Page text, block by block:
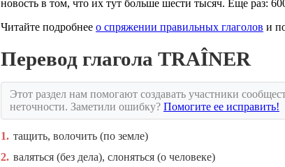
новость в том, что их тут больше шести тысяч. Еще раз:
Читайте подробнее о спряжении правильных глаголов и
Перевод глагола TRAÎNER
Этот раздел нам помогают создавать участники
неточности. Заметили ошибку? Помогите ее исправить!
1. тащить, волочить (по земле)
2. валяться (без дела), слоняться (о человеке)